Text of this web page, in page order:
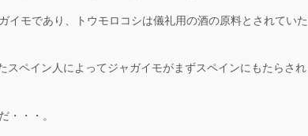
イモであり、トウモロコシは儀礼用の酒の原料とされていた
スペイン人によってジャガイモがまずスペインにもたらされ
・・・。